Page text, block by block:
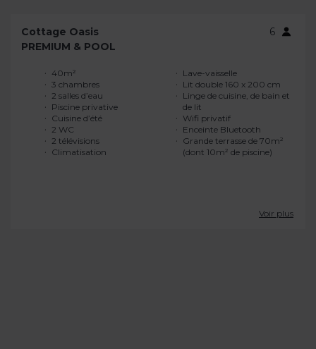
Cottage Oasis
6
PREMIUM & POOL
40m²
3 chambres
2 salles d’eau
Piscine privative
Cuisine d’été
2 WC
2 télévisions
Climatisation
Lave-vaisselle
Lit double 160 x 200 cm
Linge de cuisine, de bain et
de lit
Wifi privatif
Enceinte Bluetooth
Grande terrasse de 70m²
(dont 10m² de piscine)
Voir plus